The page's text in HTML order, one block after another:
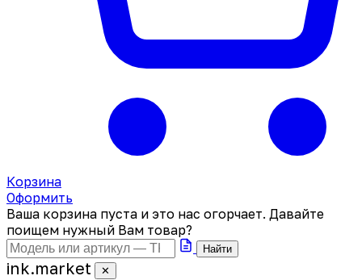
Корзина
Оформить
Ваша корзина пуста и это нас огорчает. Давайте
поищем нужный Вам товар?
Найти
ink.market ✕